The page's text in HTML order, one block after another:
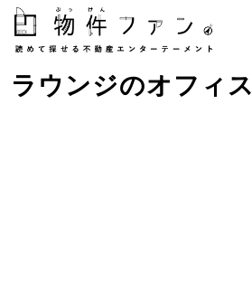
ラウンジのオフィス